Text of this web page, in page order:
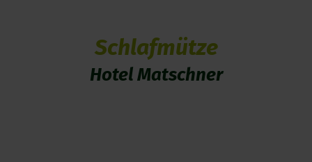
Schlafmütze
Hotel Matschner